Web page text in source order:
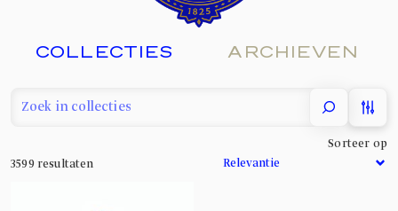
COLLECTIES ARCHIEVEN
filter
3599 resultaten
Sorteer op